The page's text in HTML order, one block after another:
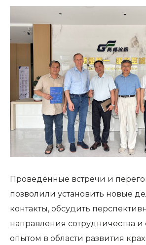
Проведённые встречи и
позволили установить новые
контакты, обсудить
направления сотрудничества и
опытом в области развития